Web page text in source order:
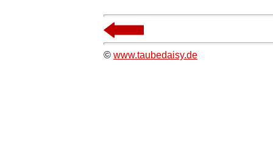
© www.taubedaisy.de